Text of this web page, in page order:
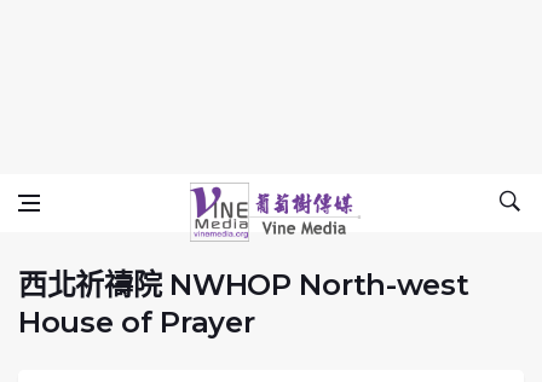
西北祈禱院 NWHOP North-west
Vine Media
葡萄樹傳媒
西北祈禱院 NWHOP North-west
House of Prayer